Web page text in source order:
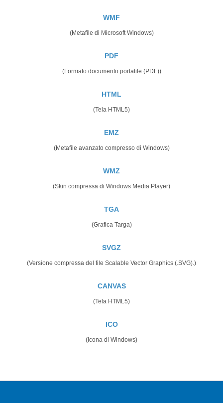
WMF
(Metafile di Microsoft Windows)
PDF
(Formato documento portatile (PDF))
HTML
(Tela HTML5)
EMZ
(Metafile avanzato compresso di Windows)
WMZ
(Skin compressa di Windows Media Player)
TGA
(Grafica Targa)
SVGZ
(Versione compressa del file Scalable Vector Graphics (.SVG).)
CANVAS
(Tela HTML5)
ICO
(Icona di Windows)